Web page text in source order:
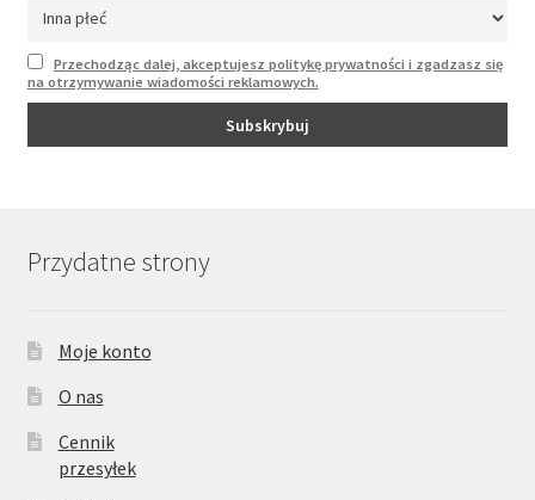
Przechodząc dalej, akceptujesz politykę prywatności i zgadzasz się
na otrzymywanie wiadomości reklamowych.
Przydatne strony
Moje konto
O nas
Cennik
przesyłek